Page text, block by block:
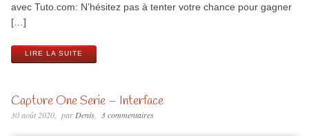
avec Tuto.com: N’hésitez pas à tenter votre chance pour gagner
[…]
LIRE LA SUITE
Capture One Serie – Interface
30 août 2020 par Denis 3 commentaires